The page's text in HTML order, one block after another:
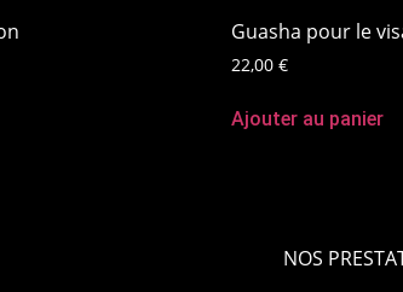
Guasha pour le
22,00 €
Ajouter au panier
NOS